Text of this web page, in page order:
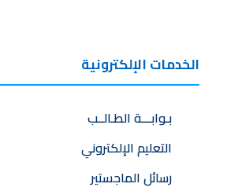
الخدمات الإلكترونية
بـوابـــة الطـالــب
التعليم الإلكتروني
رسائل الماجستير